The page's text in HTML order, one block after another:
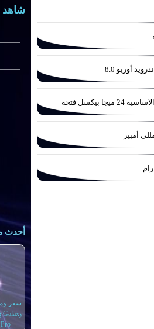
أوريو 8.0
ثلاثية , الاساسية 24 ميجا بيكسل فتحة
عدسة f/1.7 والثانوية 8 ميجا بيكسل للتصوير الواسع
شاهد
أحدث
سعر
Galaxy